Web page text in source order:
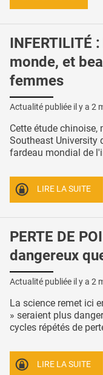
INFERTILITÉ
monde, et
femmes
Actualité publiée il y a 2
Cette étude chinoise,
Southeast University
fardeau mondial de
LIRE LA SUITE
PERTE DE
dangereux
Actualité publiée il y a 2
La science remet ici
» seraient plus
cycles répétés de
LIRE LA SUITE